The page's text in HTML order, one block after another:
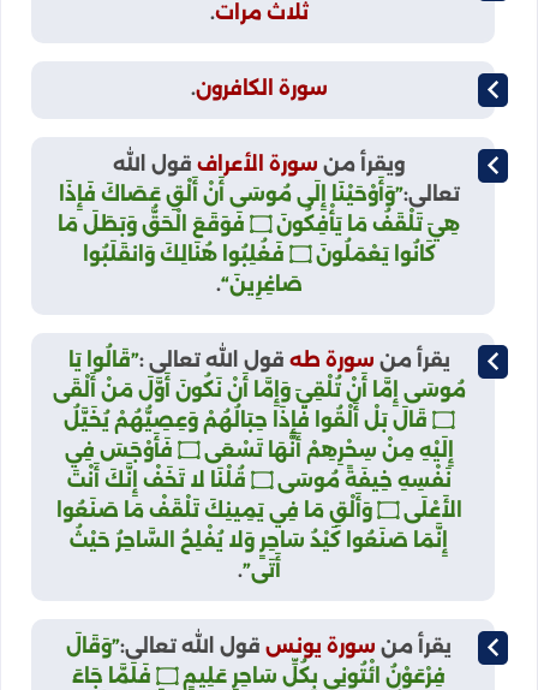
ثلاث مرات.
سورة الكافرون.
ويقرأ من سورة الأعراف قول الله
تعالى:”وَأَوْحَيْنَا إِلَى مُوسَى أَنْ أَلْقِ عَصَاكَ فَإِذَا
هِيَ تَلْقَفُ مَا يَأْفِكُونَ ۝ فَوَقَعَ الْحَقُّ وَبَطَلَ مَا
كَانُوا يَعْمَلُونَ ۝ فَغُلِبُوا هُنَالِكَ وَانقَلَبُوا
صَاغِرِينَ“.
يقرأ من سورة طه قول الله تعالى :”قَالُوا يَا
مُوسَى إِمَّا أَنْ تُلْقِيَ وَإِمَّا أَنْ نَكُونَ أَوَّلَ مَنْ أَلْقَى
۝ قَالَ بَلْ أَلْقُوا فَإِذَا حِبَالُهُمْ وَعِصِيُّهُمْ يُخَيَّلُ
إِلَيْهِ مِنْ سِحْرِهِمْ أَنَّهَا تَسْعَى ۝ فَأَوْجَسَ فِي
نَفْسِهِ خِيفَةً مُوسَى ۝ قُلْنَا لا تَخَفْ إِنَّكَ أَنْتَ
الأَعْلَى ۝ وَأَلْقِ مَا فِي يَمِينِكَ تَلْقَفْ مَا صَنَعُوا
إِنَّمَا صَنَعُوا كَيْدُ سَاحِرٍ وَلا يُفْلِحُ السَّاحِرُ حَيْثُ
أَتَى”.
يقرأ من سورة يونس قول الله تعالى:”وَقَالَ
فِرْعَوْنُ ائْتُونِي بِكُلِّ سَاحِرٍ عَلِيمٍ ۝ فَلَمَّا جَاءَ